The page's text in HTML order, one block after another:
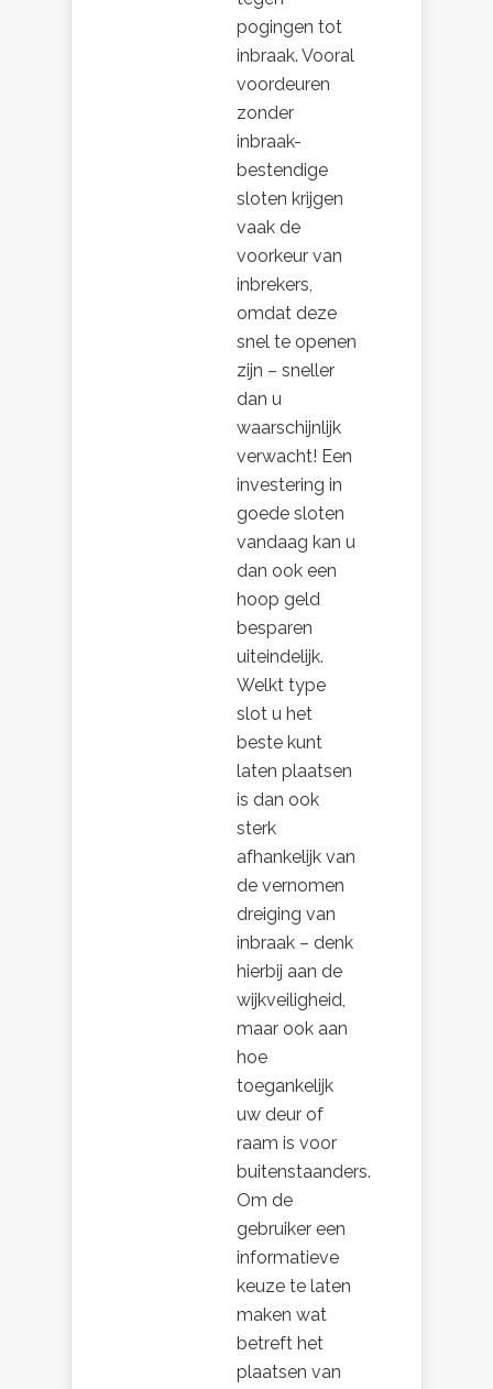
pogingen tot
inbraak. Vooral
voordeuren
zonder
inbraak-
bestendige
sloten krijgen
vaak de
voorkeur van
inbrekers,
omdat deze
snel te openen
zijn – sneller
dan u
waarschijnlijk
verwacht! Een
investering in
goede sloten
vandaag kan u
dan ook een
hoop geld
besparen
uiteindelijk.
Welkt type
slot u het
beste kunt
laten plaatsen
is dan ook
sterk
afhankelijk van
de vernomen
dreiging van
inbraak – denk
hierbij aan de
wijkveiligheid,
maar ook aan
hoe
toegankelijk
uw deur of
raam is voor
buitenstaanders.
Om de
gebruiker een
informatieve
keuze te laten
maken wat
betreft het
plaatsen van